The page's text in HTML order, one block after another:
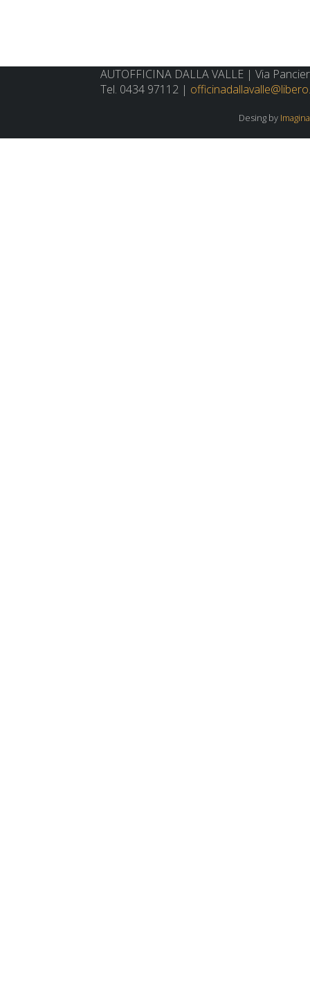
AUTOFFICINA DALLA VALLE | Via
Tel. 0434 97112 |
Desing by